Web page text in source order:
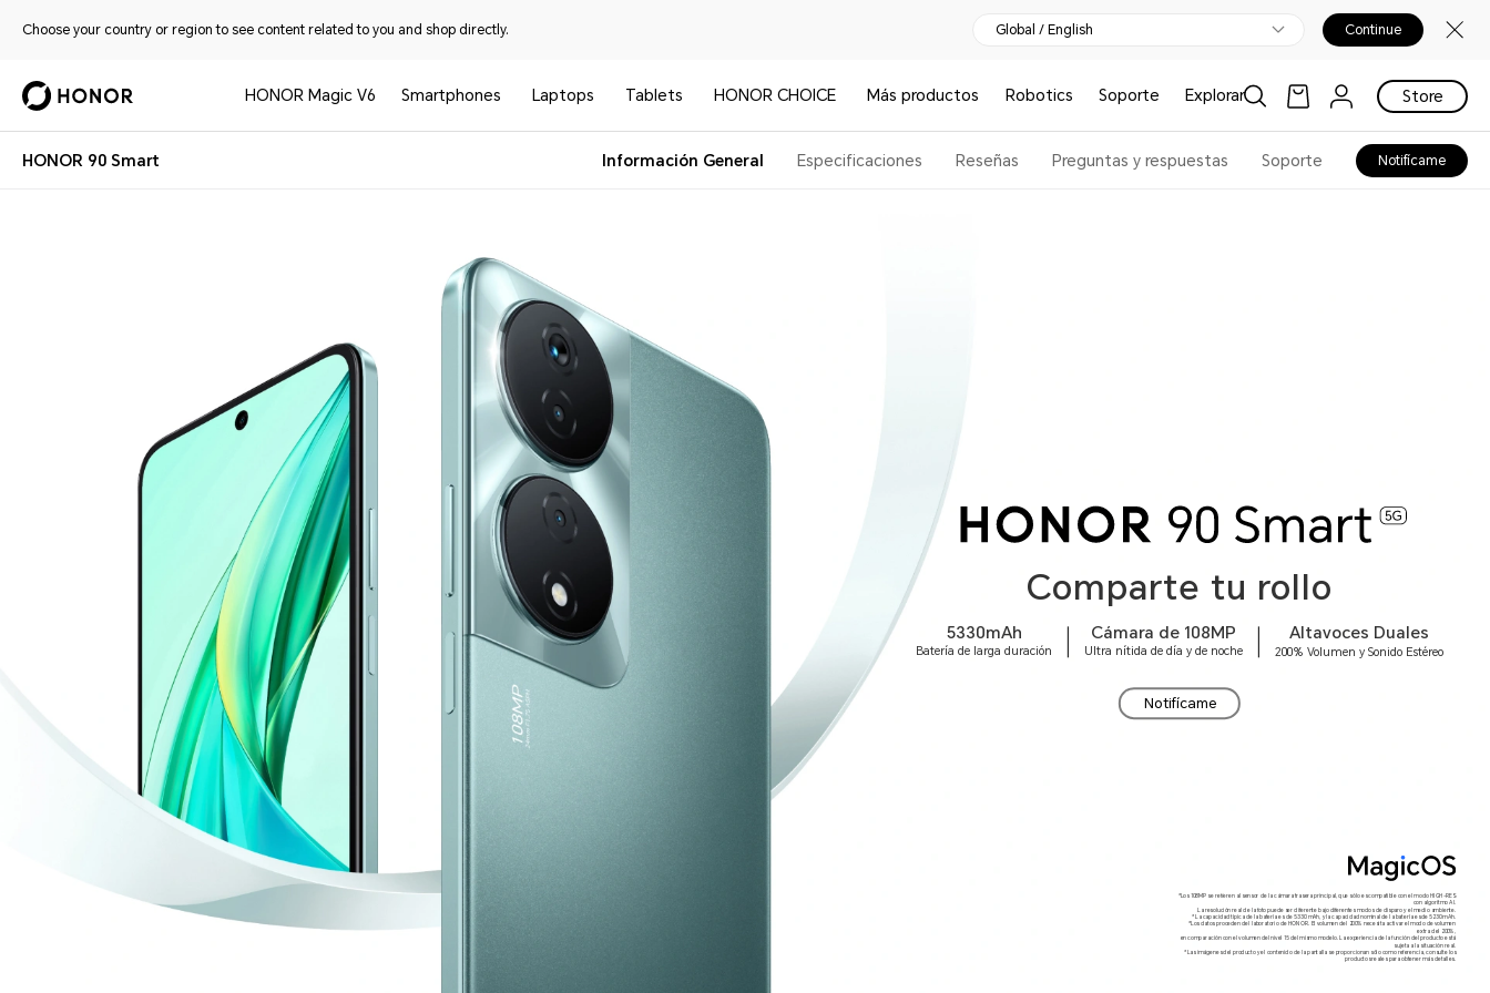
Choose your country or region to see content related to you and shop directly. Global / English Continue
HONOR Magic V6 Smartphones Laptops Tablets HONOR CHOICE Más productos Robotics Soporte Explorar Store
HONOR 90 Smart Información General Especificaciones Reseñas Preguntas y respuestas Soporte Notifícame
Comparte tu rollo
5330mAh
Batería de larga duración
Cámara de 108MP
Ultra nítida de día y de noche
Altavoces Duales
200% Volumen y Sonido Estéreo
Notifícame
*Los 108MP se refieren al sensor de la cámara trasera principal, que sólo es compatible con el modo HIGH-RES
con algoritmo Al.
La resolución real de la foto puede ser diferente bajo diferentes modos de disparo y el medio ambiente.
*La capacidad típica de la batería es de 5330 mAh, y la capacidad nominal de la batería es de 5230 mAh.
*Los datos proceden del laboratorio de HONOR. El volumen del 200% necesita activar el modo de volumen
extra del 200%,
en comparación con el volumen del nivel 15 del mismo modelo. La experiencia de la función del producto está
sujeta a la situación real.
*Las imágenes del producto y el contenido de la pantalla se proporcionan sólo como referencia, consulte los
productos reales para obtener más detalles.